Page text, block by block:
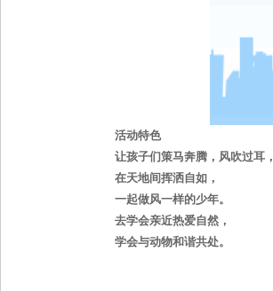
活动特色
让孩子们策马奔腾，风吹过耳，
在天地间挥洒自如，
一起做风一样的少年。
去学会亲近热爱自然，
学会与动物和谐共处。